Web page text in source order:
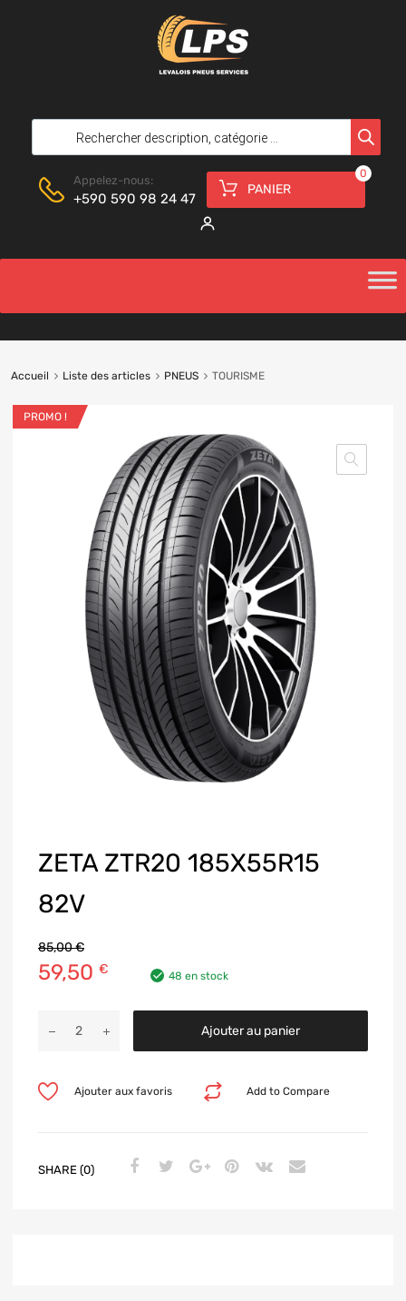
Appelez-nous:
+590 590 98 24 47
PANIER
0
Accueil Liste des articles PNEUS TOURISME
PROMO !
ZETA ZTR20 185X55R15
82V
85,00€
59,50 € 48 en stock
Ajouter au panier
Add to Compare
Ajouter aux favoris
SHARE (0)